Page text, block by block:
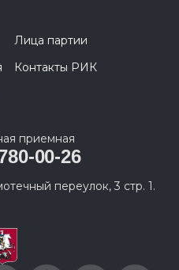
Лица партии
Контакты РИК
приемная
00-26
переулок, 3 стр. 1.